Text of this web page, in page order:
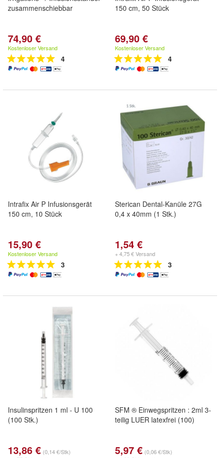
zusammenschiebbar
74,90 €
Kostenloser Versand
4
150 cm, 50 Stück
69,90 €
Kostenloser Versand
4
Intrafix Air P Infusionsgerät
150 cm, 10 Stück
15,90 €
Kostenloser Versand
3
Sterican Dental-Kanüle 27G
0,4 x 40mm (1 Stk.)
1,54 €
+ 4,75 € Versand
3
Insulinspritzen 1 ml - U 100
(100 Stk.)
13,86 € (0,14 €/Stk)
SFM ® Einwegspritzen : 2ml 3-
teilig LUER latexfrei (100)
5,97 € (0,06 €/Stk)